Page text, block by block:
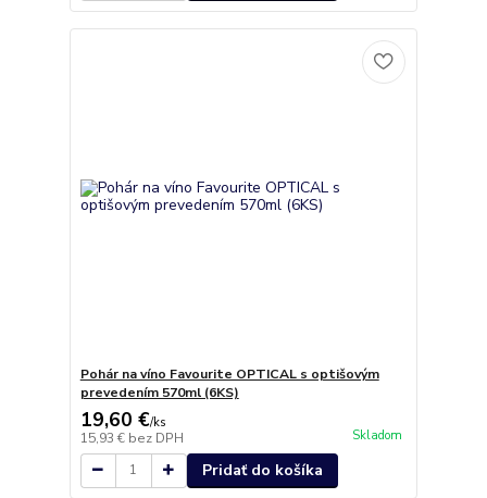
Pohár na víno Favourite OPTICAL s optišovým
prevedením 570ml (6KS)
19,60 €/ks
15,93 € bez DPH Skladom
Pridať do košíka